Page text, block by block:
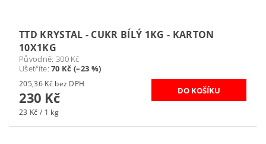
TTD KRYSTAL - CUKR BÍLÝ 1KG - KARTON
10X1KG
Původně: 300 Kč
Ušetříte:70 Kč (–23 %)
205,36 Kč bez DPH
230 Kč
23 Kč / 1 kg